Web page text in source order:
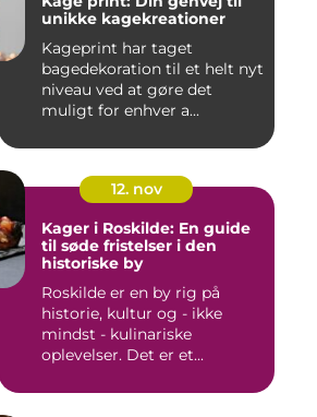
unikke kagekreationer
Kageprint har taget
bagedekoration til et helt nyt
niveau ved at gøre det
muligt for enhver a...
12. nov
Kager i Roskilde: En guide
til søde fristelser i den
historiske by
Roskilde er en by rig på
historie, kultur og - ikke
mindst - kulinariske
oplevelser. Det er et...